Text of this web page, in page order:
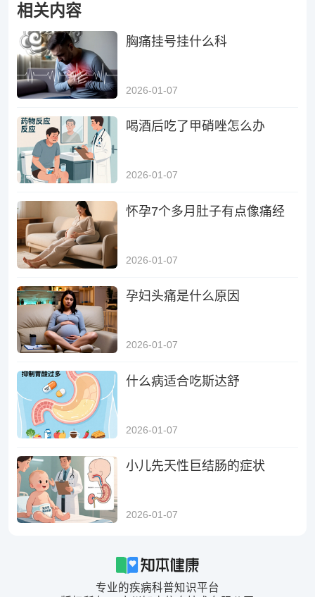
相关内容
胸痛挂号挂什么科
2026-01-07
喝酒后吃了甲硝唑怎么办
2026-01-07
怀孕7个多月肚子有点像痛经
2026-01-07
孕妇头痛是什么原因
2026-01-07
什么病适合吃斯达舒
2026-01-07
小儿先天性巨结肠的症状
2026-01-07
专业的疾病科普知识平台